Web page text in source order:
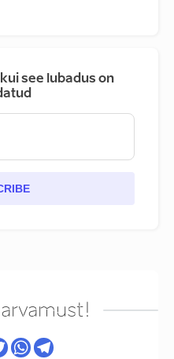
see lubadus on